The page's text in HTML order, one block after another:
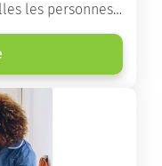
les personnes
séjour en maison